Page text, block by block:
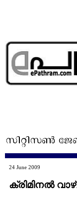
24 June 2009
ക്രിമിനല്‍